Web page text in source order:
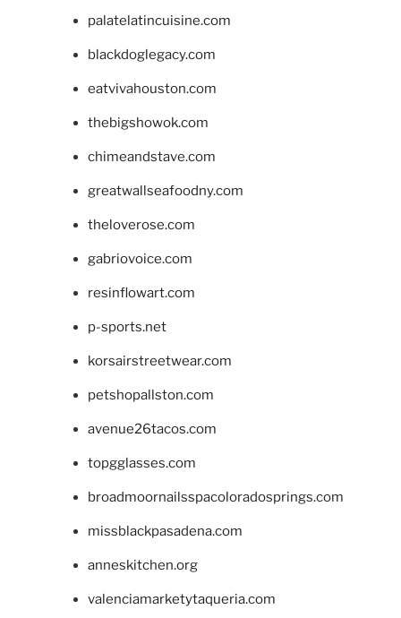
palatelatincuisine.com
blackdoglegacy.com
eatvivahouston.com
thebigshowok.com
chimeandstave.com
greatwallseafoodny.com
theloverose.com
gabriovoice.com
resinflowart.com
p-sports.net
korsairstreetwear.com
petshopallston.com
avenue26tacos.com
topgglasses.com
broadmoornailsspacoloradosprings.com
missblackpasadena.com
anneskitchen.org
valenciamarketytaqueria.com